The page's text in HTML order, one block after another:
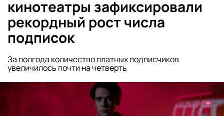
кинотеатры зафиксировали
рекордный рост числа
подписок
За полгода количество платных подписчиков
увеличилось почти на четверть